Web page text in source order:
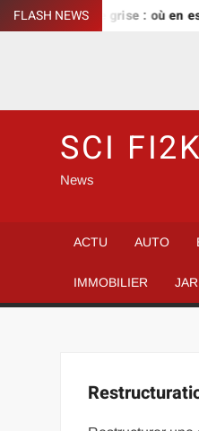
Skip
to
FLASH NEWS
de la carte grise : où en
SCI FI2K
News
ACTU AUTO
IMMOBILIER